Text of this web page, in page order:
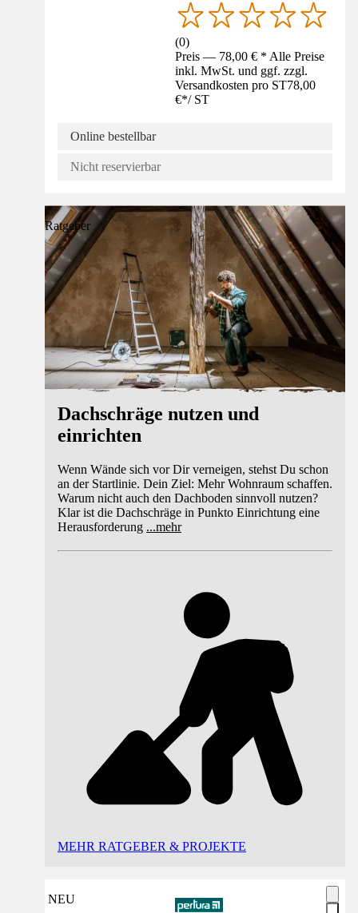
(0)
Preis — 78,00 € * Alle Preise
inkl. MwSt. und ggf. zzgl.
Versandkosten pro ST78,00
€*/ ST
Online bestellbar
Nicht reservierbar
Ratgeber
Dachschräge nutzen und
einrichten
Wenn Wände sich vor Dir verneigen, stehst Du schon
an der Startlinie. Dein Ziel: Mehr Wohnraum schaffen.
Warum nicht auch den Dachboden sinnvoll nutzen?
Klar ist die Dachschräge in Punkto Einrichtung eine
Herausforderung ...mehr
MEHR RATGEBER & PROJEKTE
NEU